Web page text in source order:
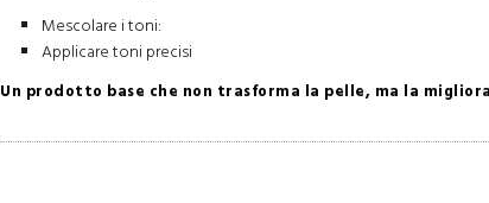
Mescolare i toni:
Applicare toni precisi
Un prodotto base che non trasforma la pelle, ma la